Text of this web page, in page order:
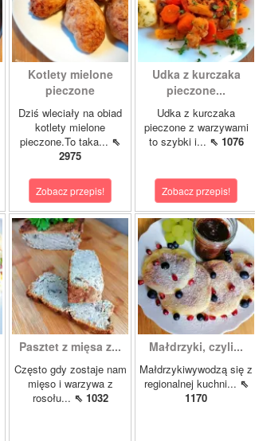
Kotlety mielone
pieczone
Dziś wleciały na obiad
kotlety mielone
pieczone.To taka... ⇖
2975
Zobacz przepis!
Udka z kurczaka
pieczone...
Udka z kurczaka
pieczone z warzywami
to szybki i... ⇖ 1076
Zobacz przepis!
Pasztet z mięsa z...
Często gdy zostaje nam
mięso i warzywa z
rosołu... ⇖ 1032
Małdrzyki, czyli...
Małdrzykiwywodzą się z
regionalnej kuchni... ⇖
1170